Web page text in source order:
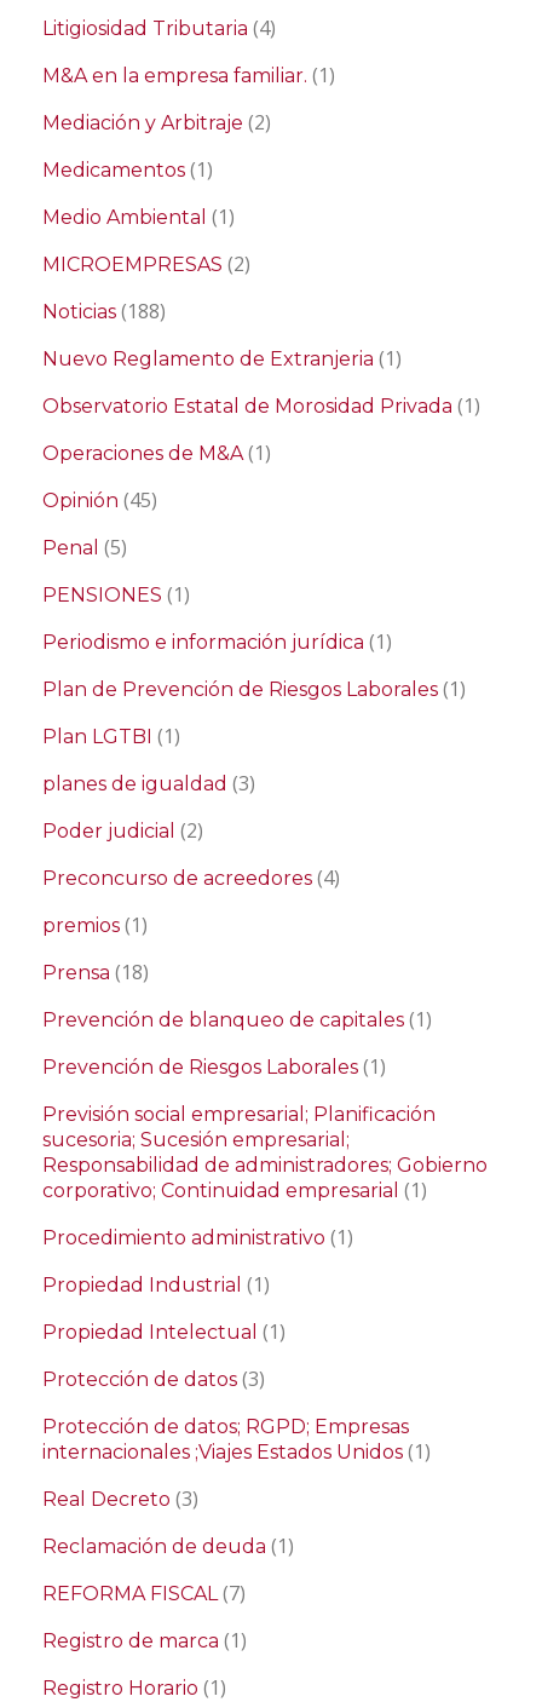
Litigiosidad Tributaria (4)
M&A en la empresa familiar. (1)
Mediación y Arbitraje (2)
Medicamentos (1)
Medio Ambiental (1)
MICROEMPRESAS (2)
Noticias (188)
Nuevo Reglamento de Extranjeria (1)
Observatorio Estatal de Morosidad Privada (1)
Operaciones de M&A(1)
Opinión (45)
Penal (5)
PENSIONES (1)
Periodismo e información jurídica (1)
Plan de Prevención de Riesgos Laborales (1)
Plan LGTBI (1)
planes de igualdad (3)
Poder judicial (2)
Preconcurso de acreedores (4)
premios (1)
Prensa (18)
Prevención de blanqueo de capitales (1)
Prevención de Riesgos Laborales (1)
Previsión social empresarial; Planificación
sucesoria; Sucesión empresarial;
Responsabilidad de administradores; Gobierno
corporativo; Continuidad empresarial (1)
Procedimiento administrativo (1)
Propiedad Industrial (1)
Propiedad Intelectual (1)
Protección de datos (3)
Protección de datos; RGPD; Empresas
internacionales ;Viajes Estados Unidos (1)
Real Decreto (3)
Reclamación de deuda (1)
REFORMA FISCAL (7)
Registro de marca (1)
Registro Horario (1)